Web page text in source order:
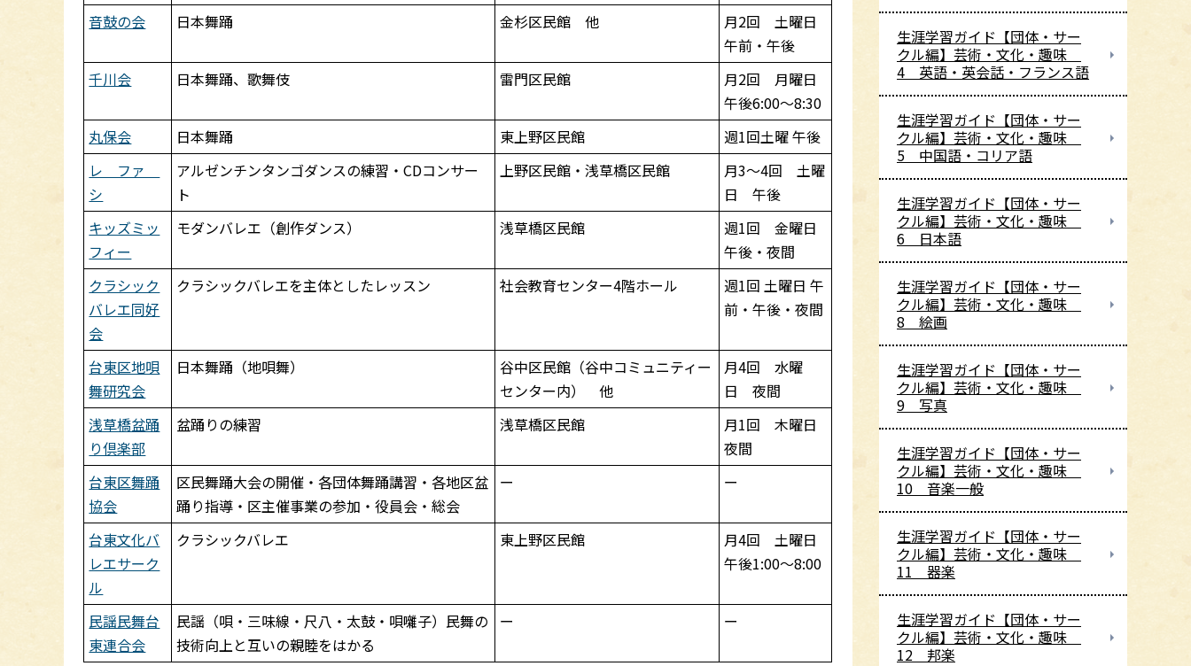
音鼓の会 日本舞踊 金杉区民館 他
月2回 土曜日
午前・午後
千川会
日本舞踊、歌舞伎 雷門区民館
月2回 月曜日
午後6:00～8:30
丸保会
日本舞踊 東上野区民館
週1回土曜 午後
レ ファ
シ
アルゼンチンタンゴダンスの練習・CDコンサー
ト
上野区民館・浅草橋区民館
月3～4回 土曜
日 午後
キッズミッ
フィー
モダンバレエ（創作ダンス） 浅草橋区民館
週1回 金曜日
午後・夜間
クラシック
バレエ同好
会
クラシックバレエを主体としたレッスン 社会教育センター4階ホール
週1回 土曜日 午
前・午後・夜間
台東区地唄
舞研究会
日本舞踊（地唄舞）
谷中区民館（谷中コミュニティー
センター内） 他
月4回 水曜
日 夜間
浅草橋盆踊
り倶楽部
盆踊りの練習 浅草橋区民館
月1回 木曜日
夜間
台東区舞踊
協会
区民舞踊大会の開催・各団体舞踊講習・各地区盆
踊り指導・区主催事業の参加・役員会・総会
ー ー
台東文化バ
レエサーク
ル
クラシックバレエ 東上野区民館
月4回 土曜日
午後1:00～8:00
民謡民舞台
東連合会
民謡（唄・三味線・尺八・太鼓・唄囃子）民舞の
技術向上と互いの親睦をはかる
ー ー
生涯学習ガイド【団体・サー
クル編】芸術・文化・趣味
4 英語・英会話・フランス語
生涯学習ガイド【団体・サー
クル編】芸術・文化・趣味
5 中国語・コリア語
生涯学習ガイド【団体・サー
クル編】芸術・文化・趣味
6 日本語
生涯学習ガイド【団体・サー
クル編】芸術・文化・趣味
8 絵画
生涯学習ガイド【団体・サー
クル編】芸術・文化・趣味
9 写真
生涯学習ガイド【団体・サー
クル編】芸術・文化・趣味
10 音楽一般
生涯学習ガイド【団体・サー
クル編】芸術・文化・趣味
11 器楽
生涯学習ガイド【団体・サー
クル編】芸術・文化・趣味
12 邦楽